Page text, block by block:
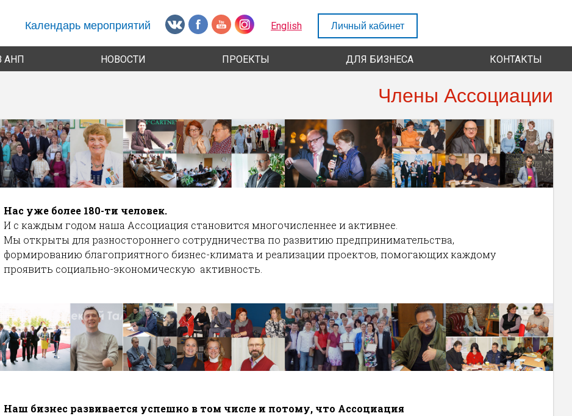
Календарь мероприятий English Личный кабинет
АНП НОВОСТИ ПРОЕКТЫ ДЛЯ БИЗНЕСА КОНТАКТЫ
Члены Ассоциации
Нас уже более 180-ти человек.
И с каждым годом наша Ассоциация становится многочисленнее и активнее.
Мы открыты для разностороннего сотрудничества по развитию предпринимательства,
формированию благоприятного бизнес-климата и реализации проектов, помогающих каждому
проявить социально-экономическую активность.
Наш бизнес развивается успешно в том числе и потому, что Ассоциация